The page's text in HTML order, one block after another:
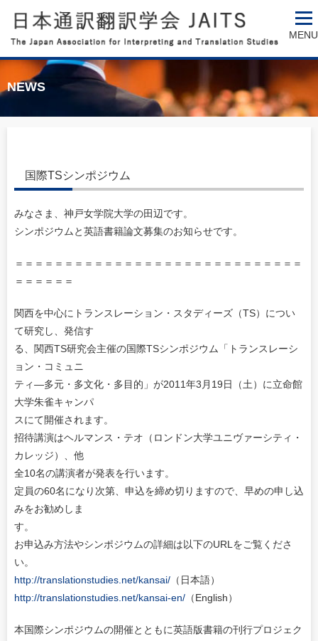
MENU
NEWS
国際TSシンポジウム
みなさま、神戸女学院大学の田辺です。
シンポジウムと英語書籍論文募集のお知らせです。
＝＝＝＝＝＝＝＝＝＝＝＝＝＝＝＝＝＝＝＝＝＝＝＝＝＝＝＝＝
＝＝＝＝＝＝
関西を中心にトランスレーション・スタディーズ（TS）につい
て研究し、発信す
る、関西TS研究会主催の国際TSシンポジウム「トランスレーシ
ョン・コミュニ
ティ―多元・多文化・多目的」が2011年3月19日（土）に立命館
大学朱雀キャンパ
スにて開催されます。
招待講演はヘルマンス・テオ（ロンドン大学ユニヴァーシティ・
カレッジ）、他
全10名の講演者が発表を行います。
定員の60名になり次第、申込を締め切りますので、早めの申し込
みをお勧めしま
す。
お申込み方法やシンポジウムの詳細は以下のURLをご覧くださ
い。
http://translationstudies.net/kansai/ （日本語）
http://translationstudies.net/kansai-en/ （English）
本国際シンポジウムの開催とともに英語版書籍の刊行プロジェク